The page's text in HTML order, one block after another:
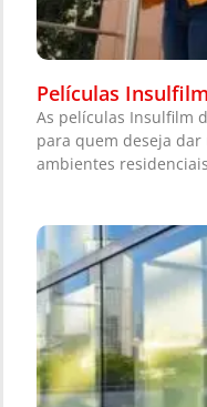
Películas
As películas Insulfilm
para quem deseja
ambientes